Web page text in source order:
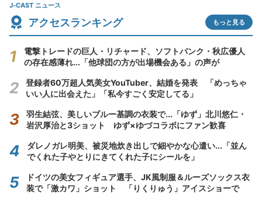
J-CAST ニュース
アクセスランキング もっと見る
電撃トレードの巨人・リチャード、ソフトバンク・秋広優人
の存在感薄れ...「他球団の方が出場機会ある」の声が
登録者60万超人気美女YouTuber、結婚を発表 「めっちゃ
いい人に出会えた」「私今すごく安定してる」
羽生結弦、美しいブルー基調の衣装で...「ゆず」北川悠仁・
岩沢厚治と3ショット ゆず×ゆづコラボにファン歓喜
ダレノガレ明美、被災地炊き出しで細やかな心遣い...「並ん
でくれた子やとりにきてくれた子にシールを」
ドイツの美女フィギュア選手、JK風制服＆ルーズソックス衣
装で「激カワ」ショット 「りくりゅう」アイスショーで